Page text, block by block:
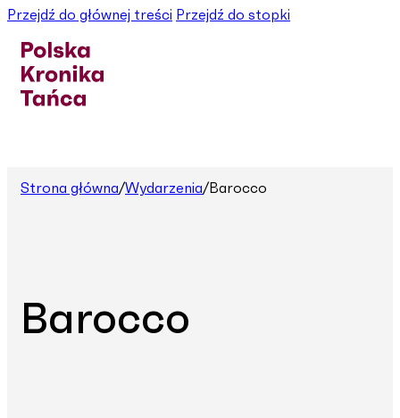
Przejdź do głównej treści Przejdź do stopki
Strona główna/Wydarzenia/Barocco
Barocco